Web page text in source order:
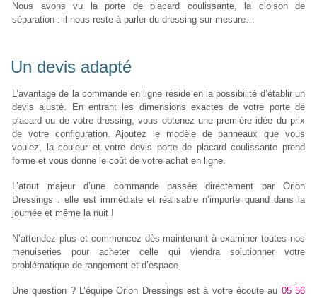
Nous avons vu la porte de placard coulissante, la cloison de
séparation : il nous reste à parler du dressing sur mesure…
Un devis adapté
L’avantage de la commande en ligne réside en la possibilité d’établir un
devis ajusté. En entrant les dimensions exactes de votre porte de
placard ou de votre dressing, vous obtenez une première idée du prix
de votre configuration. Ajoutez le modèle de panneaux que vous
voulez, la couleur et votre devis porte de placard coulissante prend
forme et vous donne le coût de votre achat en ligne.
L’atout majeur d’une commande passée directement par Orion
Dressings : elle est immédiate et réalisable n’importe quand dans la
journée et même la nuit !
N’attendez plus et commencez dès maintenant à examiner toutes nos
menuiseries pour acheter celle qui viendra solutionner votre
problématique de rangement et d’espace.
Une question ? L’équipe Orion Dressings est à votre écoute au 05 56